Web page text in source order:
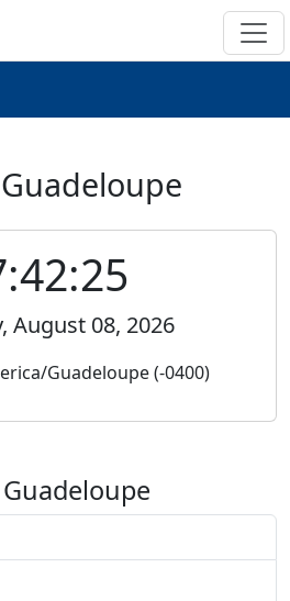
August 08, 2026
Guadeloupe (-0400)